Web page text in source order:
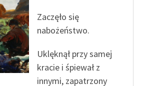
Zaczęło się
nabożeństwo.
Uklęknął przy samej
kracie i śpiewał z
innymi, zapatrzony